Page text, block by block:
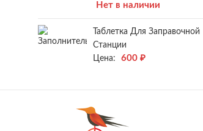
Нет в наличии
Таблетка Для Заправочной
Станции
Цена:
600 ₽